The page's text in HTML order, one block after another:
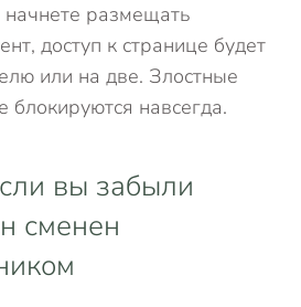
размещать
доступ к странице будет
или на две. Злостные
блокируются навсегда.
вы забыли
сменен